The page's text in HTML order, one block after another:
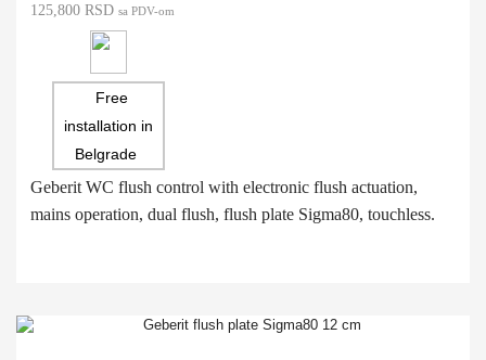
125,800 RSD sa PDV-om
Free
installation in
Belgrade
Geberit WC flush control with electronic flush actuation,
mains operation, dual flush, flush plate Sigma80, touchless.